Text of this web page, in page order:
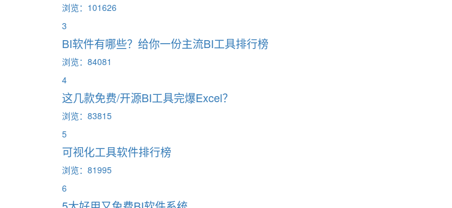
浏览：101626
3
BI软件有哪些？给你一份主流BI工具排行榜
浏览：84081
4
这几款免费/开源BI工具完爆Excel？
浏览：83815
5
可视化工具软件排行榜
浏览：81995
6